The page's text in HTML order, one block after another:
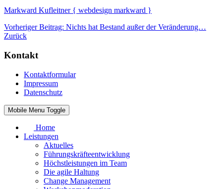
Markward Kufleitner { webdesign markward }
Vorheriger Beitrag: Nichts hat Bestand außer der Veränderung…
Zurück
Kontakt
Kontaktformular
Impressum
Datenschutz
Mobile Menu Toggle
Home
Leistungen
Aktuelles
Führungskräfteentwicklung
Höchstleistungen im Team
Die agile Haltung
Change Management